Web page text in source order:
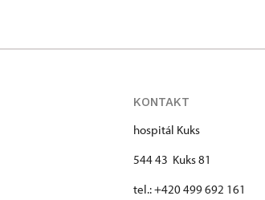
KONTAKT
hospitál Kuks
544 43 Kuks 81
tel.: +420 499 692 161